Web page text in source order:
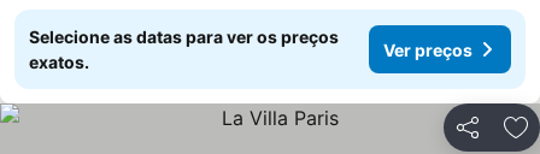
Selecione as datas para ver os preços
exatos.
Ver preços
Partilhar